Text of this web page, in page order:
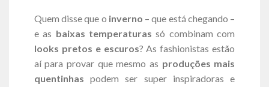
Quem disse que o inverno – que está chegando –
e as baixas temperaturas só combinam com
looks pretos e escuros? As fashionistas estão
aí para provar que mesmo as produções mais
quentinhas podem ser super inspiradoras e